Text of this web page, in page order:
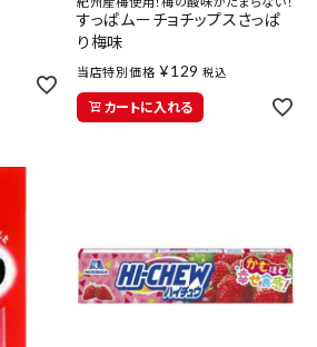
すっぱムーチョチップスさっぱ
り梅味
当店特別価格 ¥129 税込
カートに入れる